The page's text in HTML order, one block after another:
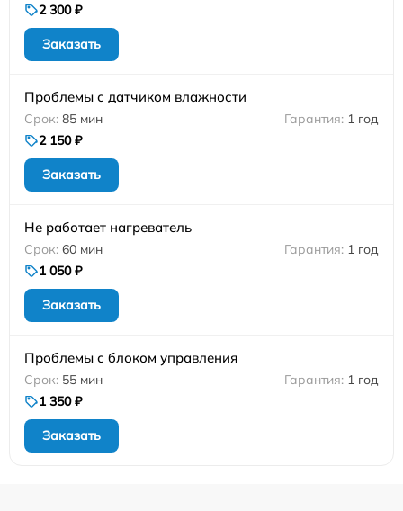
2 300 ₽
Заказать
Проблемы с датчиком влажности
85 мин
1 год
2 150 ₽
Заказать
Не работает нагреватель
60 мин
1 год
1 050 ₽
Заказать
Проблемы с блоком управления
55 мин
1 год
1 350 ₽
Заказать